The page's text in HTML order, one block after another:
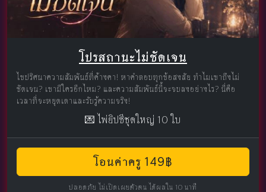
โปรสถานะไม่ชัดเจน
ไขปริศนาความสัมพันธ์ที่ค้างคา! หาคำตอบทุกข้อสงสัย ทำไมเขาถึงไม่
ชัดเจน? เขามีใครอีกไหม? และความสัมพันธ์นี้จะจบลงอย่างไร? นี่คือ
เวลาที่จะหยุดเดาและรับรู้ความจริง!
💌 ไพ่ยิปซีชุดใหญ่ 10 ใบ
โอนค่าครู 149฿
ปลอดภัย ไม่เปิดเผยตัวตน ได้ผลใน 10 นาที